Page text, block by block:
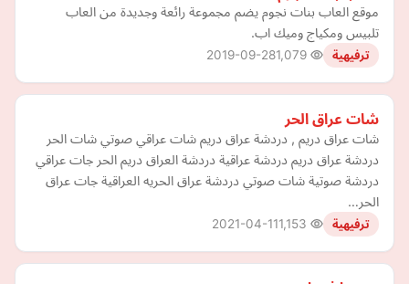
موقع العاب بنات نجوم يضم مجموعة رائعة وجديدة من العاب
تلبيس ومكياج وميك اب.
ترفيهية 2019-09-28
شات عراق الحر
شات عراق دريم , دردشة عراق دريم شات عراقي صوتي شات الحر
دردشة عراق دريم دردشة عراقية دردشة العراق دريم الحر جات عراقي
دردشة صوتية شات صوتي دردشة عراق الحريه العراقية جات عراق
الحر…
ترفيهية 2021-04-11